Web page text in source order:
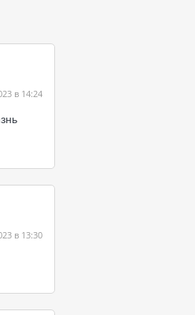
в 14:24
в 13:30